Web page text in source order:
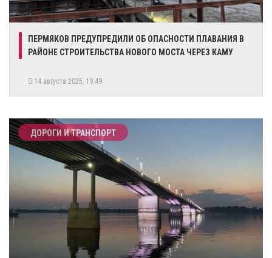
​ПЕРМЯКОВ ПРЕДУПРЕДИЛИ ОБ ОПАСНОСТИ ПЛАВАНИЯ В
РАЙОНЕ СТРОИТЕЛЬСТВА НОВОГО МОСТА ЧЕРЕЗ КАМУ
14 августа 2025, 19:49
ДОРОГИ И ТРАНСПОРТ